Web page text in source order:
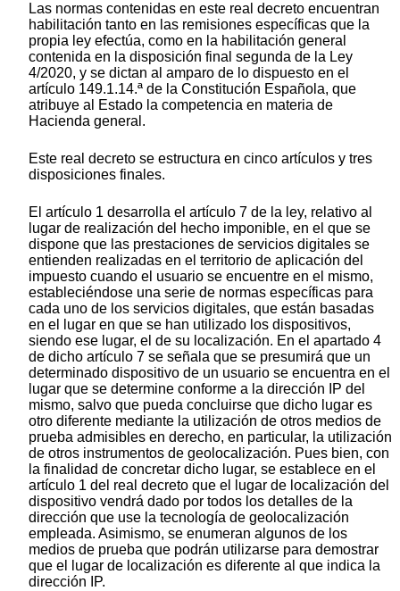
Las normas contenidas en este real decreto encuentran
habilitación tanto en las remisiones específicas que la
propia ley efectúa, como en la habilitación general
contenida en la disposición final segunda de la Ley
4/2020, y se dictan al amparo de lo dispuesto en el
artículo 149.1.14.ª de la Constitución Española, que
atribuye al Estado la competencia en materia de
Hacienda general.
Este real decreto se estructura en cinco artículos y tres
disposiciones finales.
El artículo 1 desarrolla el artículo 7 de la ley, relativo al
lugar de realización del hecho imponible, en el que se
dispone que las prestaciones de servicios digitales se
entienden realizadas en el territorio de aplicación del
impuesto cuando el usuario se encuentre en el mismo,
estableciéndose una serie de normas específicas para
cada uno de los servicios digitales, que están basadas
en el lugar en que se han utilizado los dispositivos,
siendo ese lugar, el de su localización. En el apartado 4
de dicho artículo 7 se señala que se presumirá que un
determinado dispositivo de un usuario se encuentra en el
lugar que se determine conforme a la dirección IP del
mismo, salvo que pueda concluirse que dicho lugar es
otro diferente mediante la utilización de otros medios de
prueba admisibles en derecho, en particular, la utilización
de otros instrumentos de geolocalización. Pues bien, con
la finalidad de concretar dicho lugar, se establece en el
artículo 1 del real decreto que el lugar de localización del
dispositivo vendrá dado por todos los detalles de la
dirección que use la tecnología de geolocalización
empleada. Asimismo, se enumeran algunos de los
medios de prueba que podrán utilizarse para demostrar
que el lugar de localización es diferente al que indica la
dirección IP.